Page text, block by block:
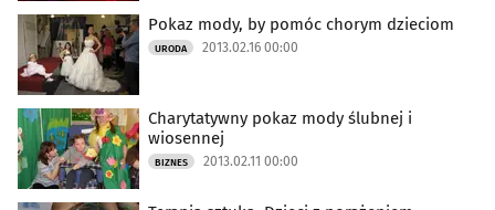
Pokaz mody, by pomóc chorym dzieciom
URODA 2013.02.16 00:00
Charytatywny pokaz mody ślubnej i
wiosennej
BIZNES 2013.02.11 00:00